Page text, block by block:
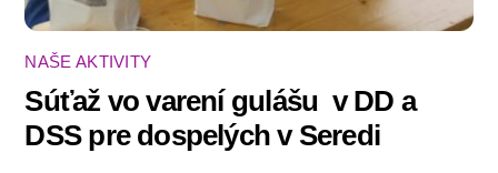
NAŠE AKTIVITY
Súťaž vo varení gulášu ‍ v DD a
DSS pre dospelých v Seredi